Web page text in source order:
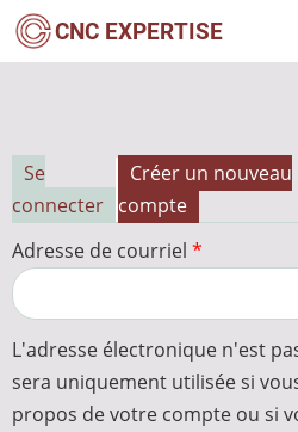
Aller
au
CNC EXPERTISE
Onglets
principaux
Se
connecter
Créer un nouveau
compte
Adresse de courriel
L'adresse électronique n'est
sera uniquement utilisée si
propos de votre compte ou si